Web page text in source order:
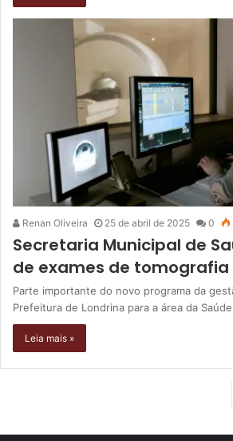
Renan Oliveira 25 de abril de 2025 0
Secretaria Municipal de
de exames de tomografia
Parte importante do novo programa da
Prefeitura de Londrina para a área da
Leia mais »